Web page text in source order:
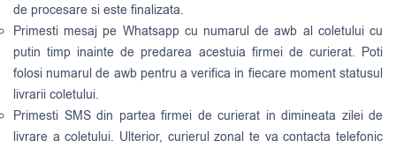
de procesare si este finalizata.
Primesti mesaj pe Whatsapp cu numarul de awb al coletului cu
putin timp inainte de predarea acestuia firmei de curierat. Poti
folosi numarul de awb pentru a verifica in fiecare moment statusul
livrarii coletului.
Primesti SMS din partea firmei de curierat in dimineata zilei de
livrare a coletului. Ulterior, curierul zonal te va contacta telefonic